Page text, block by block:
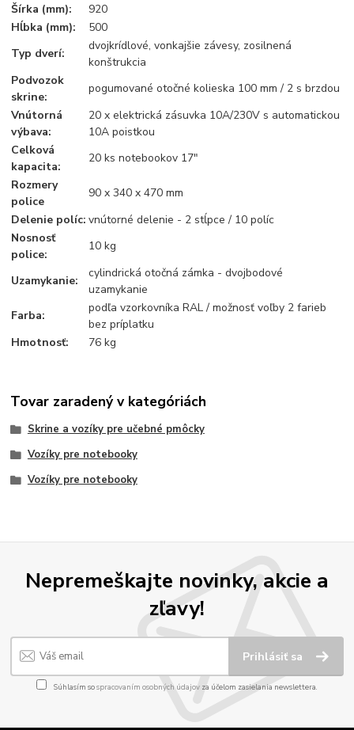
Šírka (mm):
920
Hĺbka (mm):
500
Typ dverí:
dvojkrídlové, vonkajšie závesy, zosilnená
konštrukcia
Podvozok
skrine:
pogumované otočné kolieska 100 mm / 2 s brzdou
Vnútorná
výbava:
20 x elektrická zásuvka 10A/230V s automatickou
10A poistkou
Celková
kapacita:
20 ks notebookov 17"
Rozmery
police
90 x 340 x 470 mm
Delenie políc: vnútorné delenie - 2 stĺpce / 10 políc
Nosnosť
police:
10 kg
Uzamykanie:
cylindrická otočná zámka - dvojbodové
uzamykanie
Farba:
podľa vzorkovníka RAL / možnosť voľby 2 farieb
bez príplatku
Hmotnosť:
76 kg
Tovar zaradený v kategóriách
Skrine a vozíky pre učebné pmôcky
Vozíky pre notebooky
Vozíky pre notebooky
Nepremeškajte novinky, akcie a
zľavy!
Prihlásiť sa
Súhlasím sospracovaním osobných údajov za účelom zasielania newslettera.